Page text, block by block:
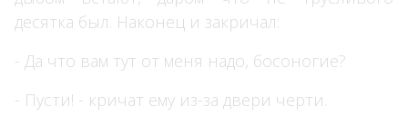
десятка был. Наконец и закричал:
- Да что вам тут от меня надо, босоногие?
- Пусти! - кричат ему из-за двери черти.